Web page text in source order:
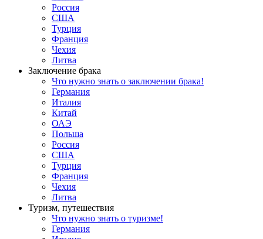
Россия
США
Турция
Франция
Чехия
Литва
Заключение брака
Что нужно знать о заключении брака!
Германия
Италия
Китай
ОАЭ
Польша
Россия
США
Турция
Франция
Чехия
Литва
Туризм, путешествия
Что нужно знать о туризме!
Германия